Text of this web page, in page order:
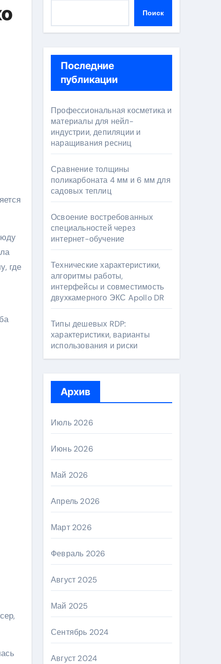
где
Поиск
Последние
публикации
Профессиональная косметика и
материалы для нейл-
индустрии, депиляции и
наращивания ресниц
Сравнение толщины
поликарбоната 4 мм и 6 мм для
садовых теплиц
Освоение востребованных
специальностей через
интернет-обучение
Технические характеристики,
алгоритмы работы,
интерфейсы и совместимость
двухкамерного ЭКС Apollo DR
Типы дешевых RDP:
характеристики, варианты
использования и риски
Архив
Июль 2026
Июнь 2026
Май 2026
Апрель 2026
Март 2026
Февраль 2026
Август 2025
Май 2025
Сентябрь 2024
Август 2024